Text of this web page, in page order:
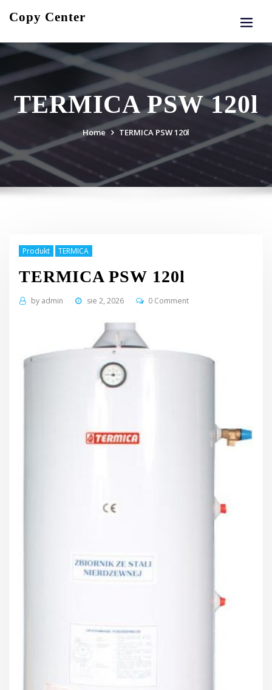
Copy Center
TERMICA PSW 120l
Home TERMICA PSW 120l
Produkt TERMICA
TERMICA PSW 120l
by admin sie 2, 2026 0 Comment